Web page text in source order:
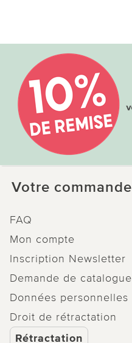
Votre commande
FAQ
Mon compte
Inscription Newsletter
Demande de catalogue
Données personnelles
Droit de rétractation
Rétractation